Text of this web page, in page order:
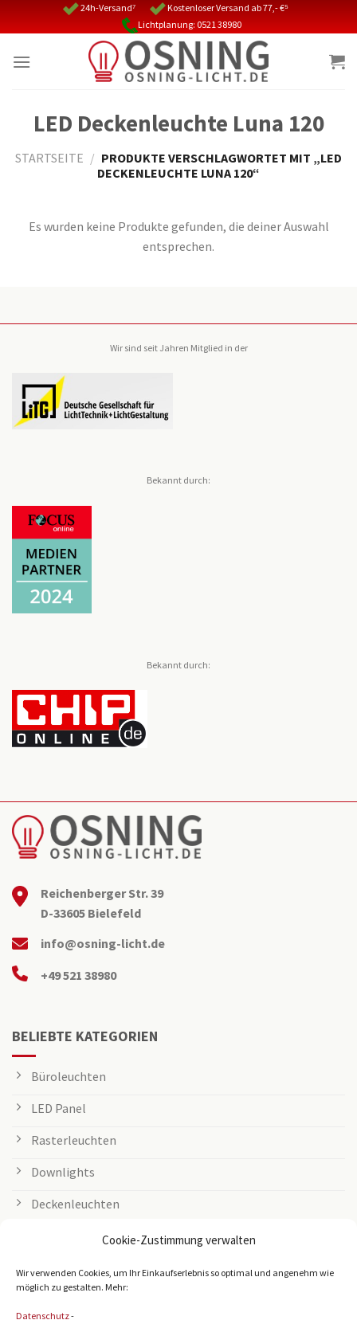
Cookie-Zustimmung verwalten
Wir verwenden Cookies, um Ihr Einkaufserlebnis so optimal und angenehm wie
möglich zu gestalten. Mehr:
Datenschutz-
24h-Versand⁷
Kostenloser Versand ab 77,- €⁵
Lichtplanung: 0521 38980
LED Deckenleuchte Luna 120
STARTSEITE / PRODUKTE VERSCHLAGWORTET MIT „LED
DECKENLEUCHTE LUNA 120“
Es wurden keine Produkte gefunden, die deiner Auswahl
entsprechen.
Wir sind seit Jahren Mitglied in der
Bekannt durch:
Bekannt durch:
Reichenberger Str. 39
D-33605 Bielefeld
info@osning-licht.de
+49 521 38980
BELIEBTE KATEGORIEN
Büroleuchten
LED Panel
Rasterleuchten
Downlights
Deckenleuchten
Tischleuchten
Grow Lampen